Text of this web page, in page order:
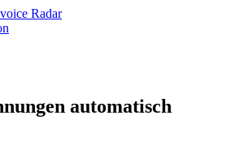
Radar
automatisch